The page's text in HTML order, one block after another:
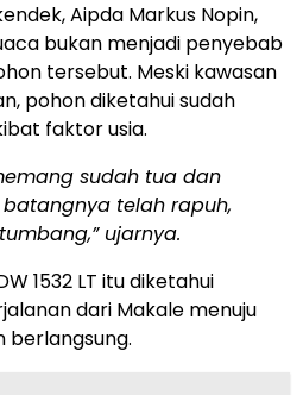
Aipda Markus Nopin,
bukan menjadi penyebab
tersebut. Meski kawasan
pohon diketahui sudah
faktor usia.
sudah tua dan
telah rapuh,
ujarnya.
1532 LT itu diketahui
dari Makale menuju
berlangsung.